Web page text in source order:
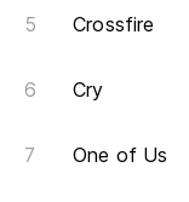
Crossfire
Cry
One of Us